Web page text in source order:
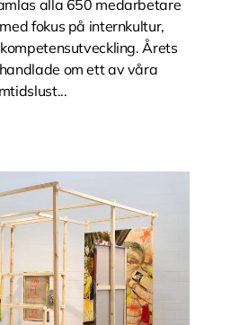
alla 650 medarbetare
fokus på internkultur,
Årets
om ett av våra